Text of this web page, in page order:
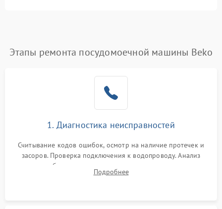
Этапы ремонта посудомоечной машины Beko
1. Диагностика неисправностей
Считывание кодов ошибок, осмотр на наличие протечек и
засоров. Проверка подключения к водопроводу. Анализ
жалоб на отсутствие слива, нагрева, вращения
разбрызгивателей или срабатывание системы защиты
Подробнее